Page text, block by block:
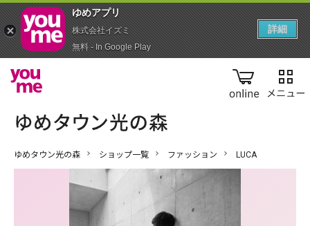
online
ゆめタウン光の森 ショップ一覧 ファッション LUCA
ゆめアプ‪リ‬
株式会社イズミ
無料 - In Google Play
詳細